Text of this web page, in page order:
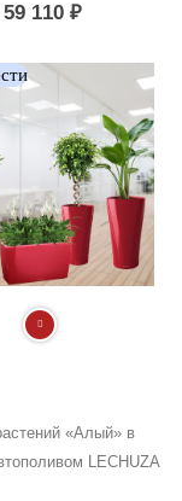
59 110 ₽
«Алый» в
LECHUZA